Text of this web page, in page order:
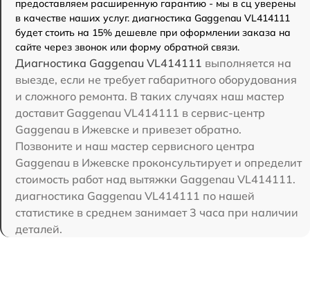
предоставляем расширенную гарантию - мы в сц уверены
в качестве наших услуг. диагностика Gaggenau VL414111
будет стоить на 15% дешевле при оформлении заказа на
сайте через звонок или форму обратной связи.
Диагностика Gaggenau VL414111 выполняется на
выезде, если не требует габаритного оборудования
и сложного ремонта. В таких случаях наш мастер
доставит Gaggenau VL414111 в сервис-центр
Gaggenau в Ижевске и привезет обратно.
Позвоните и наш мастер сервисного центра
Gaggenau в Ижевске проконсультирует и определит
стоимость работ над вытяжки Gaggenau VL414111.
диагностика Gaggenau VL414111 по нашей
статистике в среднем занимает 3 часа при наличии
деталей.